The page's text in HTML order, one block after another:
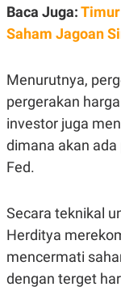
A
D
E
E
A
S
I
A
N
G
G
N
C
E
T
K
I
N
E
R
M
I
T
E
Baca Juga:
Saham Jagoan
Menurutnya,
pergerakan
investor juga
dimana akan
Fed.
Secara teknikal
Herditya
mencermati
dengan terget